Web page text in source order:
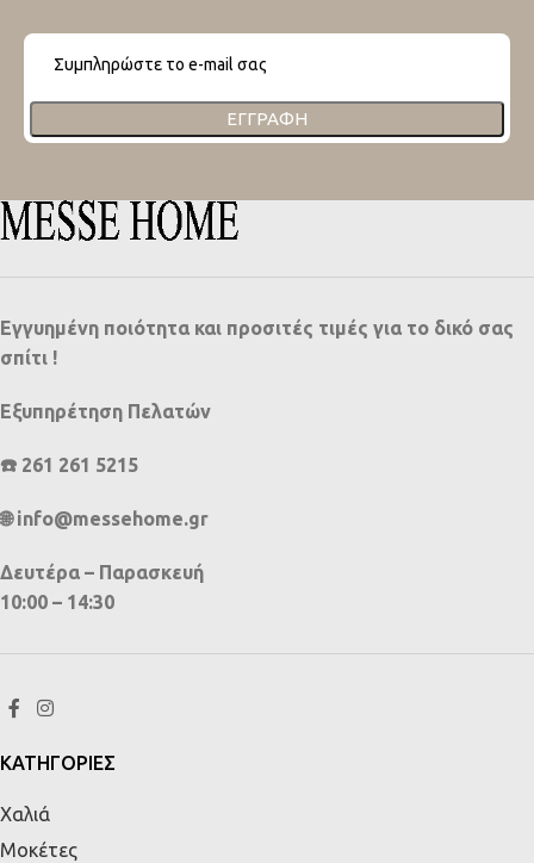
ΕΓΓΡΑΦΉ
Εγγυημένη ποιότητα και προσιτές τιμές για το δικό σας
σπίτι !
Εξυπηρέτηση Πελατών
☎️ 261 261 5215
🌐 info@messehome.gr
Δευτέρα – Παρασκευή
10:00 – 14:30
ΚΑΤΗΓΟΡΙΕΣ
Χαλιά
Μοκέτες